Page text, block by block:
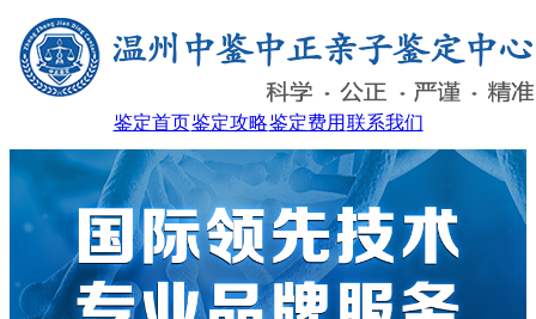
鉴定首页鉴定攻略鉴定费用 联系我们